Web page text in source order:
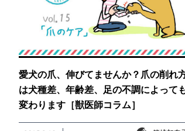
愛犬の爪、伸びてませんか？爪の削れ
は犬種差、年齢差、足の不調によって
変わります［獣医師コラム］